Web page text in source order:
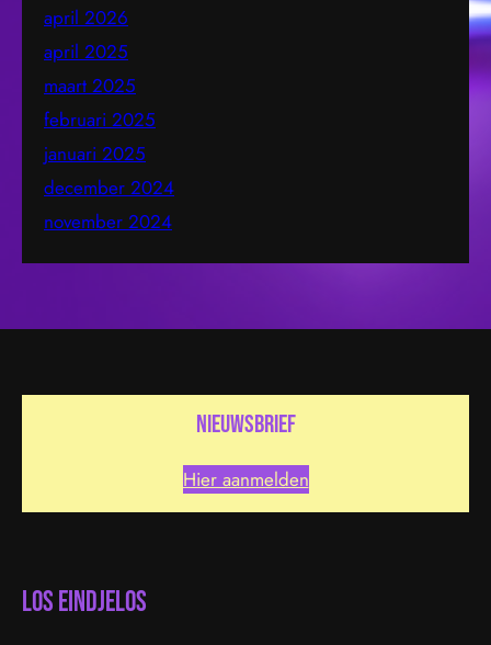
bouwen we aan een omgeving waarin iedereen
zichzelf kan zijn en…
april 2026
april 2025
maart 2025
februari 2025
januari 2025
december 2024
november 2024
nieuwsbrief
Hier aanmelden
LOS EINDJELOS